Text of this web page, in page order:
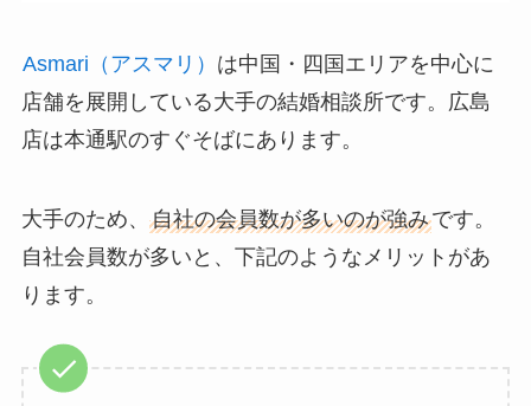
Asmari（アスマリ） は中国・四国エリアを中心に
店舗を展開している大手の結婚相談所です。広島
店は本通駅のすぐそばにあります。
大手のため、 自社の会員数が多いのが強みです。
自社会員数が多いと、下記のようなメリットがあ
ります。